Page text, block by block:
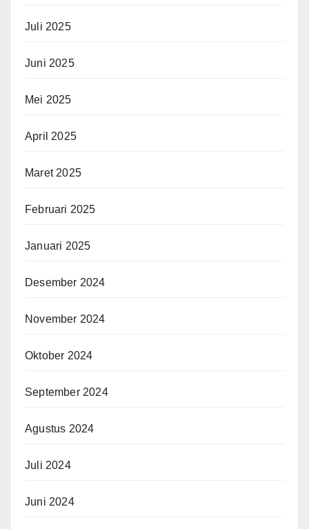
Juli 2025
Juni 2025
Mei 2025
April 2025
Maret 2025
Februari 2025
Januari 2025
Desember 2024
November 2024
Oktober 2024
September 2024
Agustus 2024
Juli 2024
Juni 2024